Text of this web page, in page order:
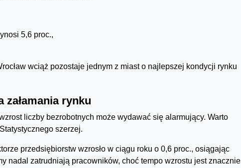
5,6 proc.,
wciąż pozostaje jednym z miast o najlepszej kondycji rynku
załamania rynku
liczby bezrobotnych może wydawać się alarmujący. Warto
szerzej.
przedsiębiorstw wzrosło w ciągu roku o 0,6 proc., osiągając
nadal zatrudniają pracowników, choć tempo wzrostu jest znacznie